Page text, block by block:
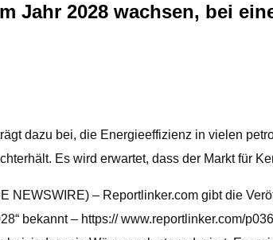
Jahr 2028 wachsen, bei
dazu bei, die Energieeffizienz in vielen
Es wird erwartet, dass der Markt für
NEWSWIRE) – Reportlinker.com gibt die
bekannt – https:// www.reportlinker.com/